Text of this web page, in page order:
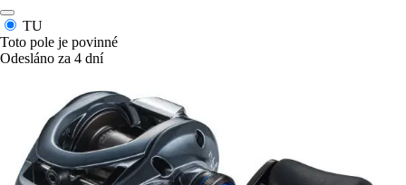
TU
Toto pole je povinné
Odesláno za 4 dní